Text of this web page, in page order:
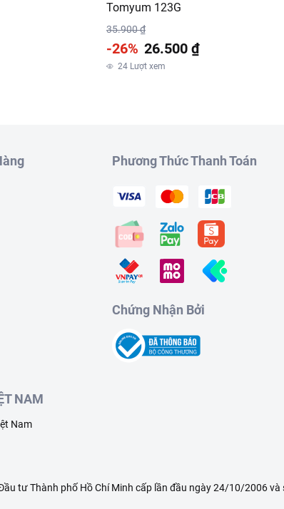
Tomyum 123G
35.900 ₫
-26% 26.500 ₫
24 Lượt xem
Phương Thức Thanh Toán
Chứng Nhận Bởi
NAM
Nam
tư Thành phố Hồ Chí Minh cấp lần đầu ngày 24/10/2006